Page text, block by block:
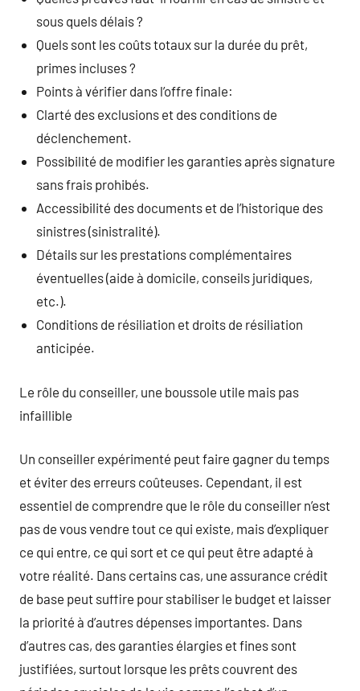
sous quels délais ?
Quels sont les coûts totaux sur la durée du prêt,
primes incluses ?
Points à vérifier dans l’offre finale:
Clarté des exclusions et des conditions de
déclenchement.
Possibilité de modifier les garanties après signature
sans frais prohibés.
Accessibilité des documents et de l’historique des
sinistres (sinistralité).
Détails sur les prestations complémentaires
éventuelles (aide à domicile, conseils juridiques,
etc.).
Conditions de résiliation et droits de résiliation
anticipée.
Le rôle du conseiller, une boussole utile mais pas
infaillible
Un conseiller expérimenté peut faire gagner du temps
et éviter des erreurs coûteuses. Cependant, il est
essentiel de comprendre que le rôle du conseiller n’est
pas de vous vendre tout ce qui existe, mais d’expliquer
ce qui entre, ce qui sort et ce qui peut être adapté à
votre réalité. Dans certains cas, une assurance crédit
de base peut suffire pour stabiliser le budget et laisser
la priorité à d’autres dépenses importantes. Dans
d’autres cas, des garanties élargies et fines sont
justifiées, surtout lorsque les prêts couvrent des